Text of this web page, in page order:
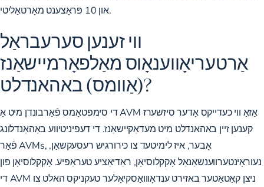
און 10 פּראָצענט מאָרטאַליטי.
ווי זענען סערעבראַל
אַרטעריאָווענאָוס מאַלפאָרמיישאַנז
(אַוומס) באהאנדלט?
די סימפּטאָמס פֿאַרבונדן מיט אַ AVM אַזאַ ווי כעדייקס אָדער סיזשערז
קענען זיין באהאנדלט מיט מעדאַקיישאַנז. די דעפיניטיווע באַהאַנדלונג
פֿאַר AVMs, אָבער, איז לימיטעד צו כירורגיש רעסעקשאַן,
נעוראָינטערווענשאַנאַל אָקקלוסיאָן, ראַדיאַציע טעראַפּיע. אָקקלוסיאָן פון
די AVM ניצן קאַטאַטער באזירט ענדאָווואַסקיאַלער טעקניקס האלט צו